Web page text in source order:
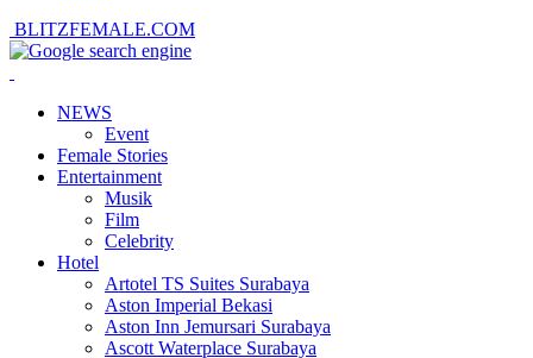
BLITZFEMALE.COM
NEWS
Event
Female Stories
Entertainment
Musik
Film
Celebrity
Hotel
Artotel TS Suites Surabaya
Aston Imperial Bekasi
Aston Inn Jemursari Surabaya
Ascott Waterplace Surabaya